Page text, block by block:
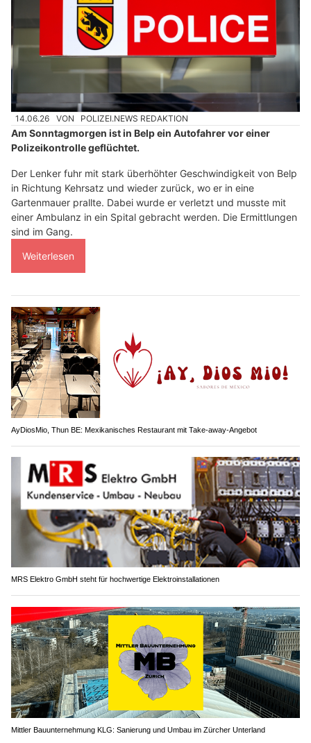
14.06.26 VON POLIZEI.NEWS REDAKTION
Am Sonntagmorgen ist in Belp ein Autofahrer vor einer
Polizeikontrolle geflüchtet.
Der Lenker fuhr mit stark überhöhter Geschwindigkeit von Belp
in Richtung Kehrsatz und wieder zurück, wo er in eine
Gartenmauer prallte. Dabei wurde er verletzt und musste mit
einer Ambulanz in ein Spital gebracht werden. Die Ermittlungen
sind im Gang.
Weiterlesen
AyDiosMio, Thun BE: Mexikanisches Restaurant mit Take-away-Angebot
MRS Elektro GmbH steht für hochwertige Elektroinstallationen
Mittler Bauunternehmung KLG: Sanierung und Umbau im Zürcher Unterland